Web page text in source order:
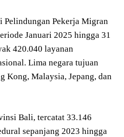
Pelindungan Pekerja Migran
Januari 2025 hingga 31
420.040 layanan
Lima negara tujuan
Kong, Malaysia, Jepang, dan
Bali, tercatat 33.146
sepanjang 2023 hingga